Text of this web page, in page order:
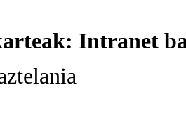
Intranet